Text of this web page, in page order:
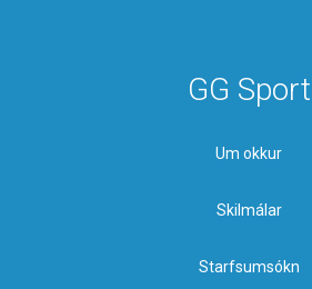
GG Sport
Um okkur
Skilmálar
Starfsumsókn